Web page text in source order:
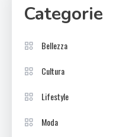
Categorie
Bellezza
Cultura
Lifestyle
Moda